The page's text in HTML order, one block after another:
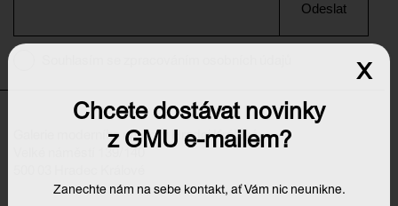
Odeslat
Galerie moderního umění v Hradci Králové
Velké náměstí 139/140
Chcete dostávat novinky
z GMU e-mailem?
Zanechte nám na sebe kontakt, ať Vám nic neunikne.
x